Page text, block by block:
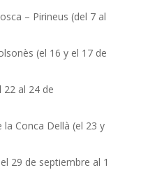
– Pirineus (del 7 al
(el 16 y el 17 de
22 al 24 de
la Conca Dellà (el 23 y
29 de septiembre al 1